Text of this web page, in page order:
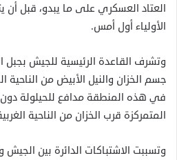
العتاد العسكري على ما يبدو، قبل
الأولياء أول أمس.
وتشرف القاعدة الرئيسية للجيش بجبل
جسم الخزان والنيل الأبيض من
في هذه المنطقة مدافع للحيلولة
المتمركزة قرب الخزان من الناحية
وتسببت الاشتباكات الدائرة بين